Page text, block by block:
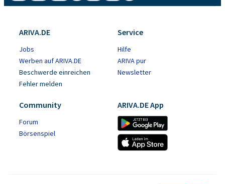
ARIVA.DE
Jobs
Werben auf ARIVA.DE
Beschwerde einreichen
Fehler melden
Service
Hilfe
ARIVA pur
Newsletter
Community
Forum
Börsenspiel
ARIVA.DE App